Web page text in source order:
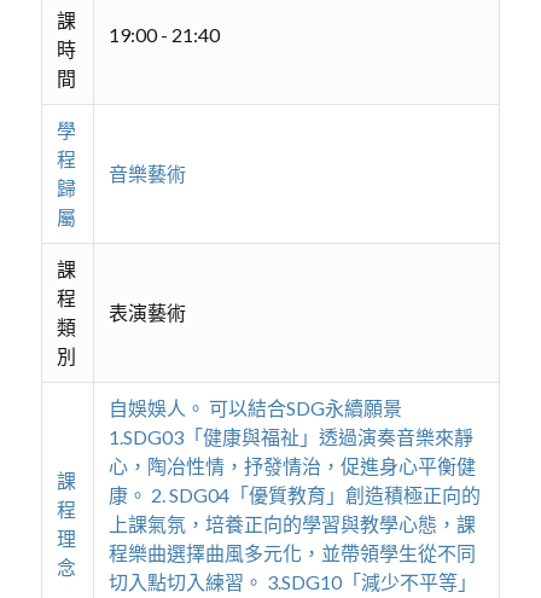
課
時
間
19:00 - 21:40
學
程
歸
屬
音樂藝術
課
程
類
別
表演藝術
課
程
理
念
自娛娛人。 可以結合SDG永續願景
1.SDG03「健康與福祉」透過演奏音樂來靜
心，陶冶性情，抒發情治，促進身心平衡健
康。 2. SDG04「優質教育」創造積極正向的
上課氣氛，培養正向的學習與教學心態，課
程樂曲選擇曲風多元化，並帶領學生從不同
切入點切入練習。 3.SDG10「減少不平等」